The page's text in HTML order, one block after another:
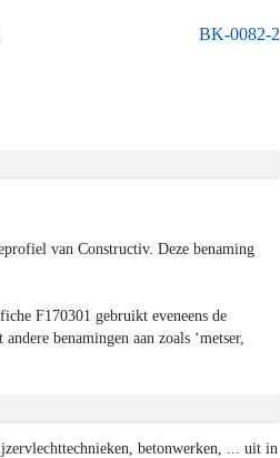
BK-0082-2
van Constructiv. Deze benaming
F170301 gebruikt eveneens de
benamingen aan zoals ‘metser,
betonwerken, ... uit in